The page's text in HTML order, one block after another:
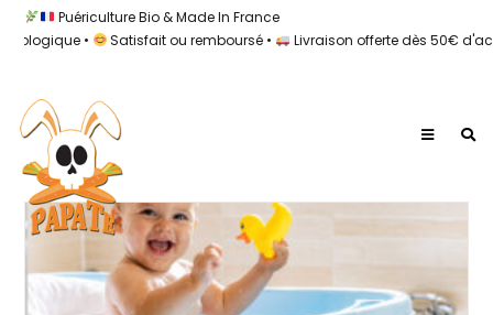
Puériculture Bio & Made In France
•
Satisfait ou remboursé • Livraison offerte dès 50€